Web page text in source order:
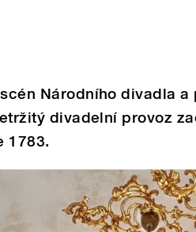
Národního divadla
divadelní provoz
1783.